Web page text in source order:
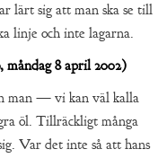
lärt sig att man ska se till
linje och inte lagarna.
8 april 2002)
man — vi kan väl kalla
öl. Tillräckligt många
Var det inte så att hans